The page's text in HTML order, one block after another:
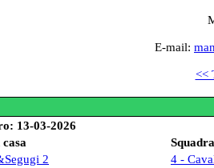
E-mail:
<<
13-03-2026
2
4 -